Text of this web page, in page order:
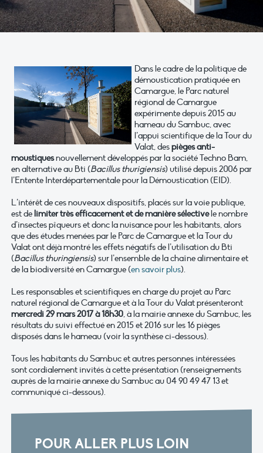
Dans le cadre de la politique de
démoustication pratiquée en
Camargue, le Parc naturel
régional de Camargue
expérimente depuis 2015 au
hameau du Sambuc, avec
l’appui scientifique de la Tour du
Valat, despièges anti-
moustiquesnouvellement développés par la société Techno Bam,
en alternative au Bti (Bacillus thurigiensis) utilisé depuis 2006 par
l’Entente Interdépartementale pour la Démoustication (EID).
L’intérêt de ces nouveaux dispositifs, placés sur la voie publique,
est de limiter très efficacement et de manière sélectivele nombre
d’insectes pîqueurs et donc la nuisance pour les habitants, alors
que des études menées par le Parc de Camargue et la Tour du
Valat ont déjà montré les effets négatifs de l’utilisation du Bti
(Bacillus thuringiensis) sur l’ensemble de la chaîne alimentaire et
de la biodiversité en Camargue (en savoir plus).
Les responsables et scientifiques en charge du projet au Parc
naturel régional de Camargue et à la Tour du Valat présenteront
mercredi 29 mars 2017 à 18h30, à la mairie annexe du Sambuc, les
résultats du suivi effectué en 2015 et 2016 sur les 16 pièges
disposés dans le hameau (voir la synthèse ci-dessous).
Tous les habitants du Sambuc et autres personnes intéressées
sont cordialement invités à cette présentation (renseignements
auprès de la mairie annexe du Sambuc au 04 90 49 47 13 et
communiqué ci-dessous).
POUR ALLER PLUS LOIN